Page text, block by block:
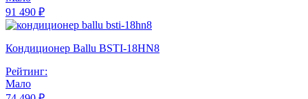
91 490 ₽
Кондиционер Ballu BSTI-18HN8
Рейтинг:
Мало